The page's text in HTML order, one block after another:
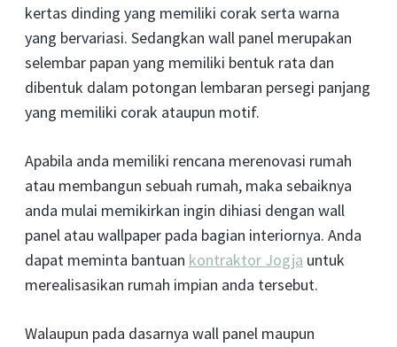
kertas dinding yang memiliki corak serta warna
yang bervariasi. Sedangkan wall panel merupakan
selembar papan yang memiliki bentuk rata dan
dibentuk dalam potongan lembaran persegi panjang
yang memiliki corak ataupun motif.
Apabila anda memiliki rencana merenovasi rumah
atau membangun sebuah rumah, maka sebaiknya
anda mulai memikirkan ingin dihiasi dengan wall
panel atau wallpaper pada bagian interiornya. Anda
dapat meminta bantuan kontraktor Jogja untuk
merealisasikan rumah impian anda tersebut.
Walaupun pada dasarnya wall panel maupun